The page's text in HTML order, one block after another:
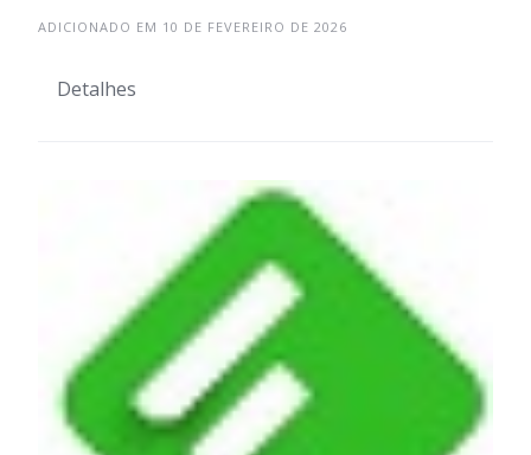
ADICIONADO EM 10 DE FEVEREIRO DE 2026
Detalhes